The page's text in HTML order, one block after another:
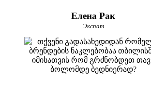
Елена Рак
Экспат